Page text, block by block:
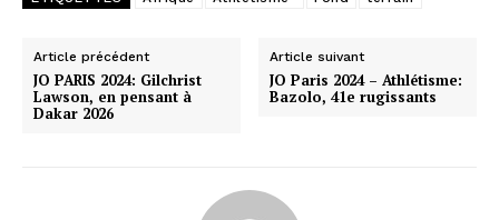
Article précédent
JO PARIS 2024: Gilchrist
Lawson, en pensant à
Dakar 2026
Article suivant
JO Paris 2024 – Athlétisme:
Bazolo, 41e rugissants